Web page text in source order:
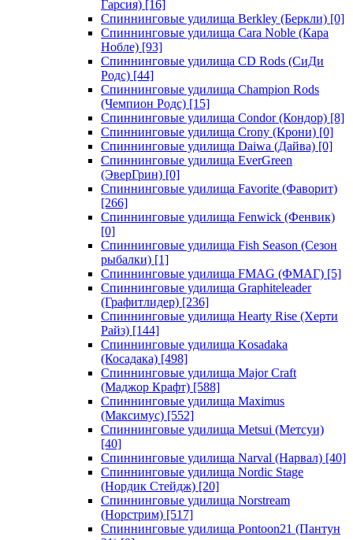
Гарсия) [16]
Спиннинговые удилища Berkley (Беркли) [0]
Спиннинговые удилища Cara Noble (Кара
Нобле) [93]
Спиннинговые удилища CD Rods (СиДи
Родс) [44]
Спиннинговые удилища Champion Rods
(Чемпион Родс) [15]
Спиннинговые удилища Condor (Кондор) [8]
Спиннинговые удилища Crony (Крони) [0]
Спиннинговые удилища Daiwa (Дайва) [0]
Спиннинговые удилища EverGreen
(ЭверГрин) [0]
Спиннинговые удилища Favorite (Фаворит)
[266]
Спиннинговые удилища Fenwick (Фенвик)
[0]
Спиннинговые удилища Fish Season (Сезон
рыбалки) [1]
Спиннинговые удилища FMAG (ФМАГ) [5]
Спиннинговые удилища Graphiteleader
(Графитлидер) [236]
Спиннинговые удилища Hearty Rise (Херти
Райз) [144]
Спиннинговые удилища Kosadaka
(Косадака) [498]
Спиннинговые удилища Major Craft
(Маджор Крафт) [588]
Спиннинговые удилища Maximus
(Максимус) [552]
Спиннинговые удилища Metsui (Метсуи)
[40]
Спиннинговые удилища Narval (Нарвал) [40]
Спиннинговые удилища Nordic Stage
(Нордик Стейдж) [20]
Спиннинговые удилища Norstream
(Норстрим) [517]
Спиннинговые удилища Pontoon21 (Пантун